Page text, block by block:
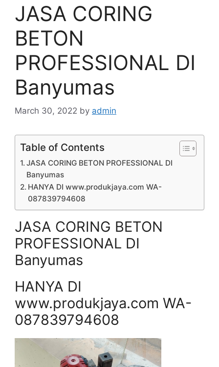
JASA CORING
BETON
PROFESSIONAL DI
Banyumas
March 30, 2022 by admin
Table of Contents
JASA CORING BETON PROFESSIONAL DI
Banyumas
HANYA DI www.produkjaya.com WA-
087839794608
JASA CORING BETON
PROFESSIONAL DI
Banyumas
HANYA DI
www.produkjaya.com WA-
087839794608